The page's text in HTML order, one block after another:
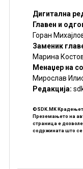
Дигитална
Главен и
Горан
Заменик
Марина
Менаџер на
Мирослав
Редакцијa:
©SDK.MK
Преземањето на
страница е
содржината што се